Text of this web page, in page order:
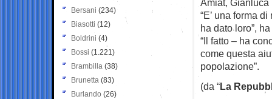
Amiat, Gianluca
“E’ una forma
ha dato loro”,
“Il fatto – ha
come questa
popolazione”.
(da “La
Bersani (234)
Biasotti (12)
Boldrini (4)
Bossi (1.221)
Brambilla (38)
Brunetta (83)
Burlando (26)